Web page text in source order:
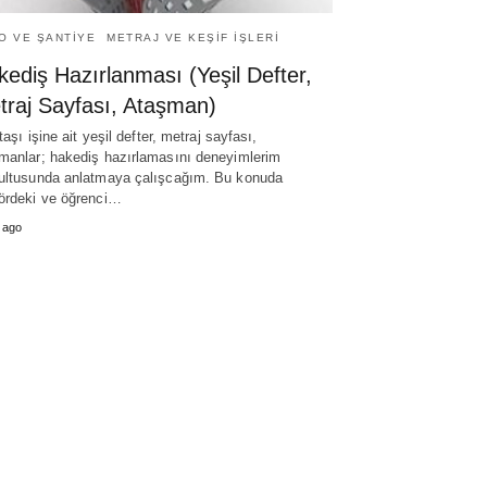
VE ŞANTIYE METRAJ VE KEŞIF İŞLERI
Hazırlanması (Yeşil Defter,
Sayfası, Ataşman)
işine ait yeşil defter, metraj sayfası,
hakediş hazırlamasını deneyimlerim
anlatmaya çalışcağım. Bu konuda
ve öğrenci…
ago